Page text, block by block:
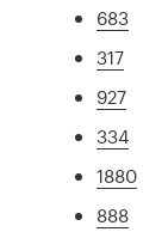
683
317
927
334
1880
888